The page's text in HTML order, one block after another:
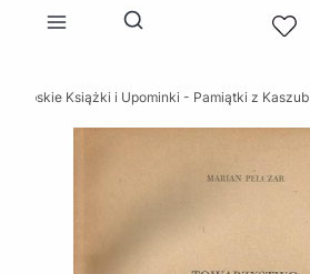
Otwórz wyszukiwarkę
Książki i Upominki - Pamiątki z Kaszub